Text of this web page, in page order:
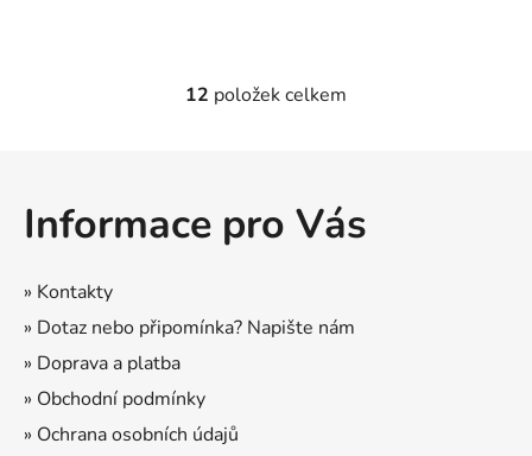
O
d
a
r
12 položek celkem
Informace pro Vás
» Kontakty
» Dotaz nebo připomínka? Napište nám
» Doprava a platba
» Obchodní podmínky
» Ochrana osobních údajů